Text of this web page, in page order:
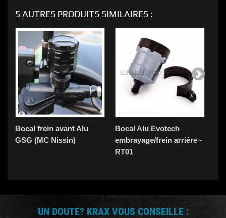
5 AUTRES PRODUITS SIMILAIRES :
Bocal frein avant Alu
GSG (MC Nissin)
Bocal Alu Evotech
embrayage/frein arrière -
RT01
UN DOUTE? KRAX VOUS CONSEILLE :